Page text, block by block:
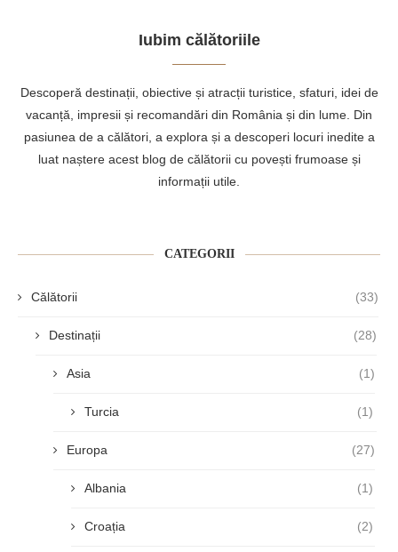
Iubim călătoriile
Descoperă destinații, obiective și atracții turistice, sfaturi, idei de
vacanță, impresii și recomandări din România și din lume. Din
pasiunea de a călători, a explora și a descoperi locuri inedite a
luat naștere acest blog de călătorii cu povești frumoase și
informații utile.
CATEGORII
Călătorii (33)
Destinații (28)
Asia (1)
Turcia (1)
Europa (27)
Albania (1)
Croația (2)